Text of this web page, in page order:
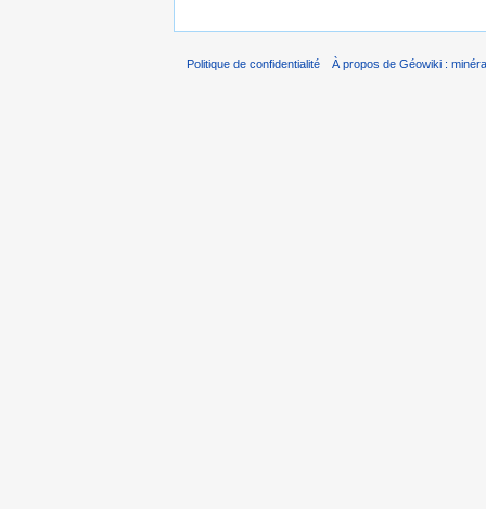
Politique de confidentialité À propos de Géowiki :